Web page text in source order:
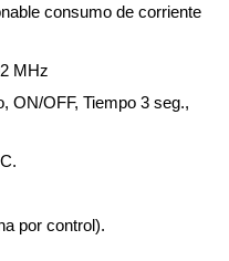
consumo de corriente
MHz
ON/OFF, Tiempo 3 seg.,
por control).